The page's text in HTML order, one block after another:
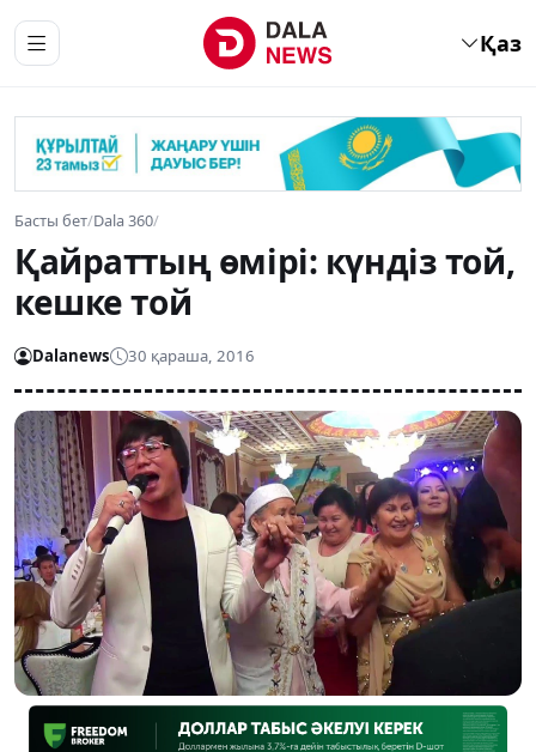
Қаз
Басты бет/Dala 360/
Қайраттың өмірі: күндіз той,
кешке той
Dalanews 30 қараша, 2016